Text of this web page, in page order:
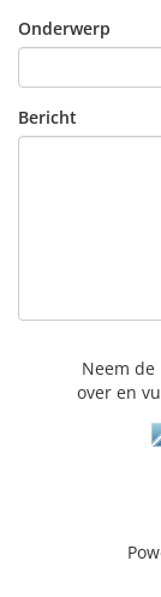
Onderwerp
Bericht
Neem
over en